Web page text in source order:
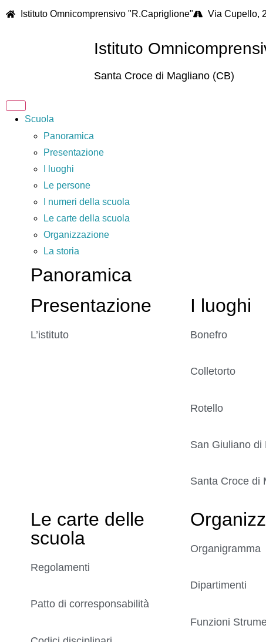
Istituto Omnicomprensivo "R.Capriglione" Via Cupello,
Istituto
Santa Croce di Magliano (CB)
Scuola
Panoramica
Presentazione
I luoghi
Le persone
I numeri della scuola
Le carte della scuola
Organizzazione
La storia
Panoramica
Presentazione
L’istituto
I luoghi
Bonefro
Colletorto
Rotello
San Giuliano di
Santa Croce di
Le carte delle
scuola
Regolamenti
Patto di corresponsabilità
Organigramma
Dipartimenti
Funzioni